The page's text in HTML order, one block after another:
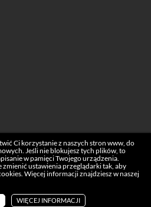
Wszelkie prawa zastrzeżone.
icube.pl
Ci korzystanie z naszych stron www, do
Jeśli nie blokujesz tych plików, to
w pamięci Twojego urządzenia.
zmienić ustawienia przeglądarki tak, aby
Więcej informacji znajdziesz w naszej
WIĘCEJ INFORMACJI